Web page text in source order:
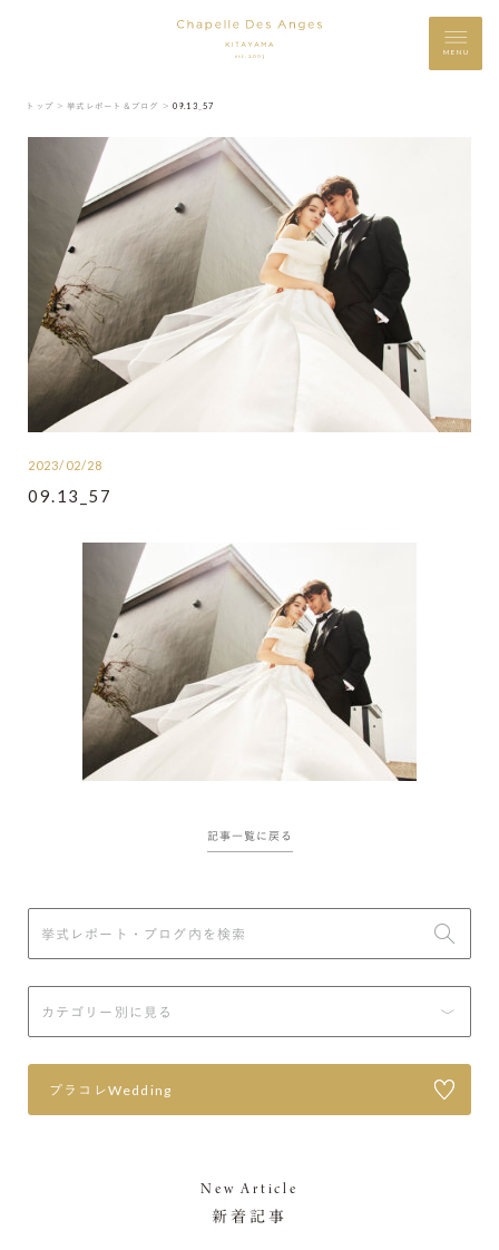
MENU
トップ ＞ 挙式レポート＆ブログ ＞ 09.13_57
2023/02/28
09.13_57
記事一覧に戻る
プラコレWedding
New Article
新着記事